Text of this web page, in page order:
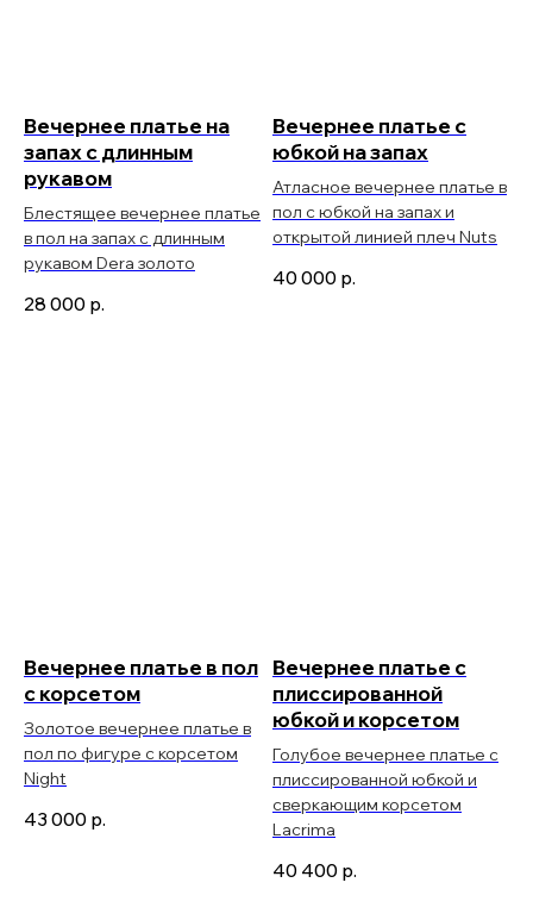
Вечернее платье на
запах с длинным
рукавом
Блестящее вечернее платье
в пол на запах с длинным
рукавом Dera золото
28 000 р.
Вечернее платье с
юбкой на запах
Атласное вечернее платье в
пол с юбкой на запах и
открытой линией плеч Nuts
40 000 р.
Вечернее платье в пол
с корсетом
Золотое вечернее платье в
пол по фигуре с корсетом
Night
43 000 р.
Вечернее платье с
плиссированной
юбкой и корсетом
Голубое вечернее платье с
плиссированной юбкой и
сверкающим корсетом
Lacrima
40 400 р.